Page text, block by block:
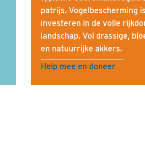
patrijs. Vogelbescherming
investeren in de volle
landschap. Vol drassige,
en natuurrijke akkers.
Help mee en doneer